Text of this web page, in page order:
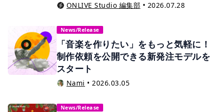
ONLIVE Studio 編集部 • 2026.07.28
News/Release
「音楽を作りたい」をもっと気軽に！
制作依頼を公開できる新発注モデルを
スタート
Nami •2026.03.05
News/Release